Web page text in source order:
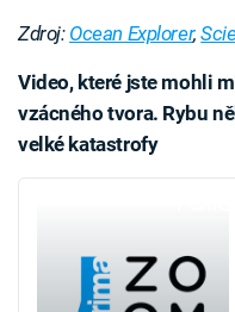
Zdroj: Ocean Explorer,
Video, které jste mohli
vzácného tvora. Rybu
velké katastrofy